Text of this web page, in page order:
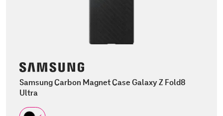
Samsung Carbon Magnet Case Galaxy Z Fold8
Ultra